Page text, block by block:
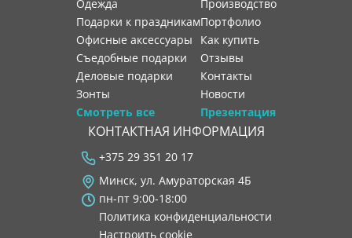
Одежда
Подарки к праздникам
Офисные аксессуары
Съедобные подарки
Деловые подарки
Зонты
Смотреть все
производство
портфолио
как купить
отзывы
контакты
новости
Презентация
КОНТАКТНАЯ ИНФОРМАЦИЯ
+375 29 351 20 17
Минск, ул. Амураторская 4Б
пн-пт 9:00-18:00
Политика конфиденциальности
Настроить cookie